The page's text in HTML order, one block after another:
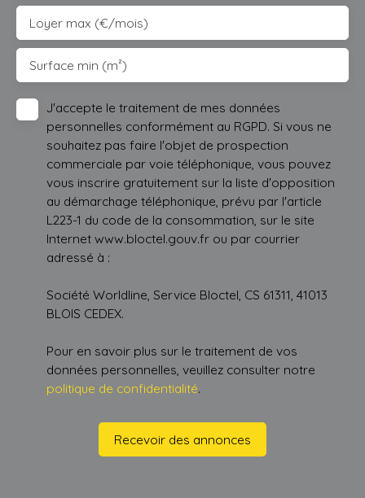
Loyer max (€/mois)
Surface min (m²)
J'accepte le traitement de mes données
personnelles conformément au RGPD. Si vous ne
souhaitez pas faire l'objet de prospection
commerciale par voie téléphonique, vous pouvez
vous inscrire gratuitement sur la liste d'opposition
au démarchage téléphonique, prévu par l'article
L223-1 du code de la consommation, sur le site
Internet www.bloctel.gouv.fr ou par courrier
adressé à :
Société Worldline, Service Bloctel, CS 61311, 41013
BLOIS CEDEX.
Pour en savoir plus sur le traitement de vos
données personnelles, veuillez consulter notre
politique de confidentialité.
Recevoir des annonces